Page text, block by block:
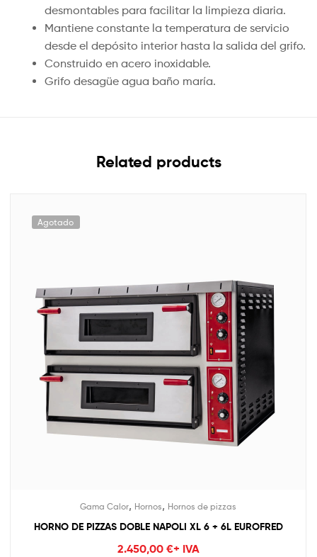
desmontables para facilitar la limpieza diaria.
Mantiene constante la temperatura de servicio
desde el depósito interior hasta la salida del grifo.
Construido en acero inoxidable.
Grifo desagüe agua baño maría.
Related products
Agotado
Gama Calor, Hornos, Hornos de pizzas
HORNO DE PIZZAS DOBLE NAPOLI XL 6 + 6L EUROFRED
2.450,00 €+ IVA